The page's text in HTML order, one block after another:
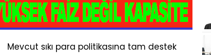
Mevcut sıkı para politikasına tam destek